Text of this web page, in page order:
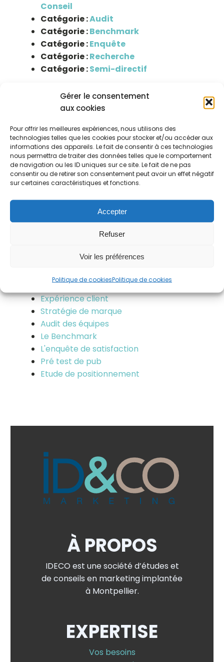
Gérer le consentement
aux cookies
Pour offrir les meilleures expériences, nous utilisons des
technologies telles que les cookies pour stocker et/ou accéder aux
informations des appareils. Le fait de consentir à ces technologies
nous permettra de traiter des données telles que le comportement
de navigation ou les ID uniques sur ce site. Le fait de ne pas
consentir ou de retirer son consentement peut avoir un effet négatif
sur certaines caractéristiques et fonctions.
Accepter
Refuser
Voir les préférences
Politique de cookiesPolitique de cookies
Conseil
Catégorie :Audit
Catégorie :Benchmark
Catégorie :Enquête
Catégorie :Recherche
Catégorie :Semi-directif
Études
Stratégie de communication
Plan d'actions commerciales
Etude de faisabilité commerciale
Définition de concept
Audit Communication - Plan d'actions de
communication - Stratégie de
référencement
Stratégie de lancement d'un produit
pôle de compétitivité
d'Entreprise
Expérience client
Stratégie de marque
Audit des équipes
Le Benchmark
L'enquête de satisfaction
Pré test de pub
Etude de positionnement
À PROPOS
IDECO est une société d’études et
de conseils en marketing implantée
à Montpellier.
EXPERTISE
Vos besoins